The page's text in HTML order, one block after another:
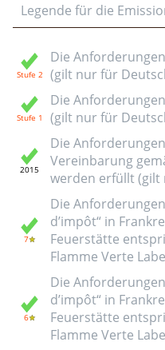
Legende für die
Die
(gilt nur für
Die
(gilt nur für
Die
Vereinbarung
werden erfüllt (gilt
Die
d’impôt“ in
Feuerstätte
Flamme Verte
Die
d’impôt“ in
Feuerstätte
Flamme Verte